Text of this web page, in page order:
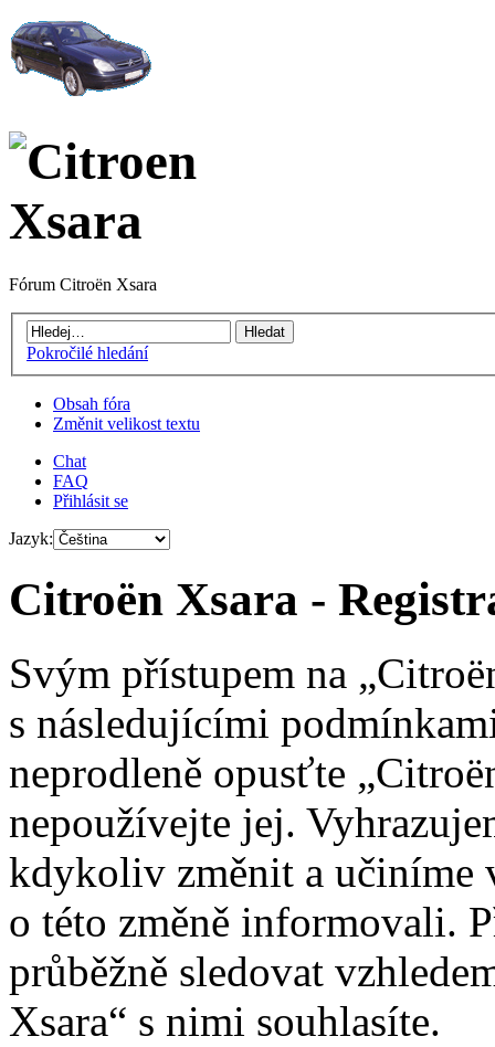
Fórum Citroën Xsara
Pokročilé hledání
Obsah fóra
Změnit velikost textu
Chat
FAQ
Přihlásit se
Jazyk:
Citroën Xsara -
Svým přístupem na
s následujícími
neprodleně opusťte
nepoužívejte jej.
kdykoliv změnit a učiníme
o této změně informovali.
průběžně sledovat
Xsara“ s nimi souhlasíte.